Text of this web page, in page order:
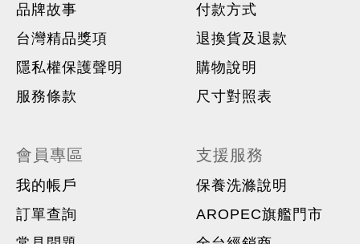
品牌故事
台灣精品獎項
隱私權保護聲明
服務條款
付款方式
退換貨及退款
購物說明
尺寸對照表
會員專區
我的帳戶
訂單查詢
支援服務
保養洗滌說明
AROPEC旗艦門市